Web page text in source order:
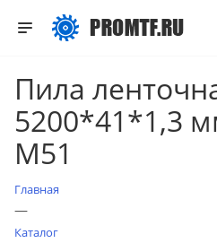
Пила
5200*41*1,3
М51
Главная
—
Каталог